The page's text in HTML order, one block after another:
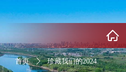
ꀇ
首页 ꄲ 珍藏我们的2024